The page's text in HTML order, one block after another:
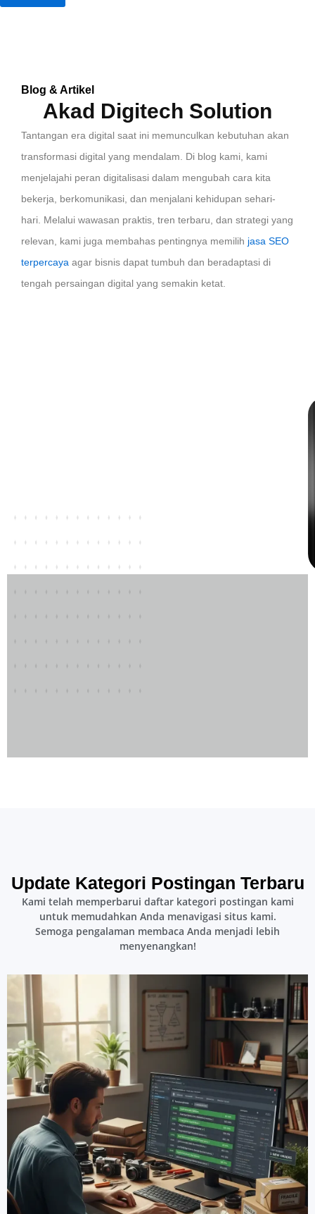
e
k
t
a
m
p
Blog & Artikel
Akad Digitech Solution
Tantangan era digital saat ini memunculkan kebutuhan akan
transformasi digital yang mendalam. Di blog kami, kami
menjelajahi peran digitalisasi dalam mengubah cara kita
bekerja, berkomunikasi, dan menjalani kehidupan sehari-
hari. Melalui wawasan praktis, tren terbaru, dan strategi yang
relevan, kami juga membahas pentingnya memilih jasa SEO
terpercaya agar bisnis dapat tumbuh dan beradaptasi di
tengah persaingan digital yang semakin ketat.
Update Kategori Postingan Terbaru
Kami telah memperbarui daftar kategori postingan kami
untuk memudahkan Anda menavigasi situs kami.
Semoga pengalaman membaca Anda menjadi lebih
menyenangkan!